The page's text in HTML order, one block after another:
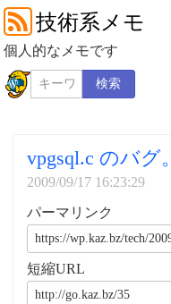
技術系メモ
個人的なメモです
検索
vpgsql.c のバグ。
2009/09/17 16:23:29
パーマリンク
短縮URL